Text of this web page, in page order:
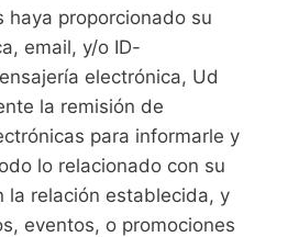
haya proporcionado su
email, y/o ID-
electrónica, Ud
la remisión de
para informarle y
lo relacionado con su
la relación establecida, y
eventos, o promociones